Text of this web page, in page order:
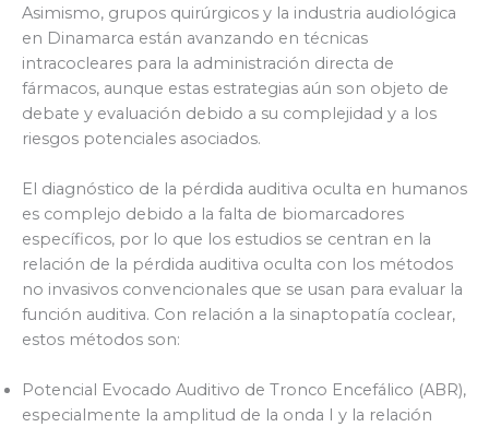
Asimismo, grupos quirúrgicos y la industria audiológica
en Dinamarca están avanzando en técnicas
intracocleares para la administración directa de
fármacos, aunque estas estrategias aún son objeto de
debate y evaluación debido a su complejidad y a los
riesgos potenciales asociados.
El diagnóstico de la pérdida auditiva oculta en humanos
es complejo debido a la falta de biomarcadores
específicos, por lo que los estudios se centran en la
relación de la pérdida auditiva oculta con los métodos
no invasivos convencionales que se usan para evaluar la
función auditiva. Con relación a la sinaptopatía coclear,
estos métodos son:
Potencial Evocado Auditivo de Tronco Encefálico (ABR),
especialmente la amplitud de la onda I y la relación